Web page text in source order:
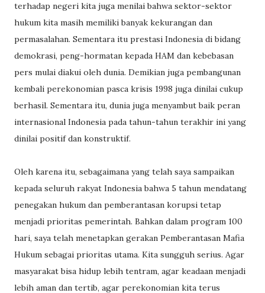
terhadap negeri kita juga menilai bahwa sektor-sektor
hukum kita masih memiliki banyak kekurangan dan
permasalahan. Sementara itu prestasi Indonesia di bidang
demokrasi, peng-hormatan kepada HAM dan kebebasan
pers mulai diakui oleh dunia. Demikian juga pembangunan
kembali perekonomian pasca krisis 1998 juga dinilai cukup
berhasil. Sementara itu, dunia juga menyambut baik peran
internasional Indonesia pada tahun-tahun terakhir ini yang
dinilai positif dan konstruktif.
Oleh karena itu, sebagaimana yang telah saya sampaikan
kepada seluruh rakyat Indonesia bahwa 5 tahun mendatang
penegakan hukum dan pemberantasan korupsi tetap
menjadi prioritas pemerintah. Bahkan dalam program 100
hari, saya telah menetapkan gerakan Pemberantasan Mafia
Hukum sebagai prioritas utama. Kita sungguh serius. Agar
masyarakat bisa hidup lebih tentram, agar keadaan menjadi
lebih aman dan tertib, agar perekonomian kita terus